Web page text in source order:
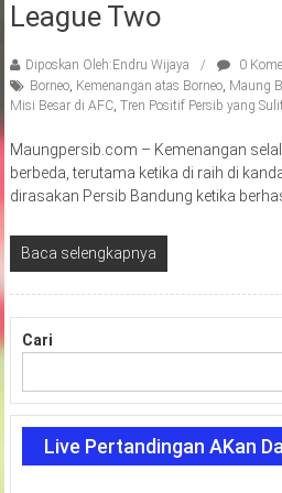
League Two
Diposkan Oleh:Endru Wijaya
0
Borneo, Kemenangan atas Borneo, Maung
Misi Besar di AFC, Tren Positif Persib yang
Maungpersib.com – Kemenangan
berbeda, terutama ketika di raih di
dirasakan Persib Bandung ketika
Baca selengkapnya
Cari
Live Pertandingan AKan